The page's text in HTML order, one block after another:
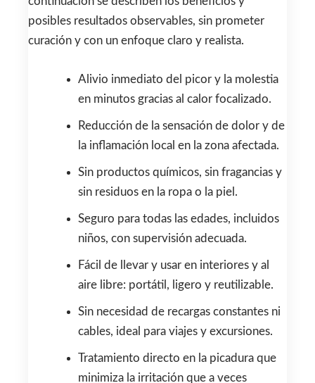
posibles resultados observables, sin prometer
curación y con un enfoque claro y realista.
Alivio inmediato del picor y la molestia
en minutos gracias al calor focalizado.
Reducción de la sensación de dolor y de
la inflamación local en la zona afectada.
Sin productos químicos, sin fragancias y
sin residuos en la ropa o la piel.
Seguro para todas las edades, incluidos
niños, con supervisión adecuada.
Fácil de llevar y usar en interiores y al
aire libre: portátil, ligero y reutilizable.
Sin necesidad de recargas constantes ni
cables, ideal para viajes y excursiones.
Tratamiento directo en la picadura que
minimiza la irritación que a veces